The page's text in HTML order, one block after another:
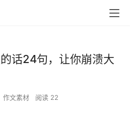
话24句，让你崩溃大
作文素材 阅读 22